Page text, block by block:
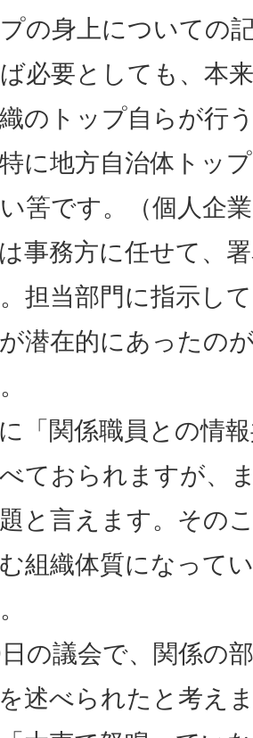
プの身上についての
必要としても、本
のトップ自らが行
に地方自治体トッ
筈です。（個人企
事務方に任せて、
担当部門に指示し
潜在的にあったの
「関係職員との情
ておられますが、
と言えます。その
組織体質になって
の議会で、関係の
述べられたと考え